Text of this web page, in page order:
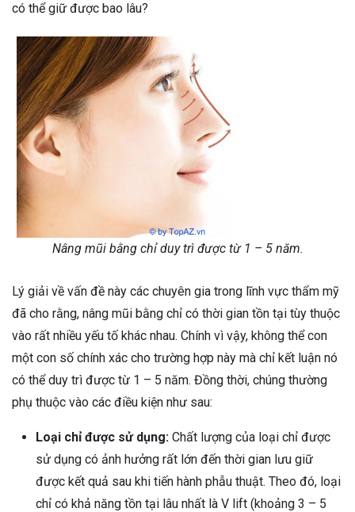
có thể giữ được bao lâu?
Nâng mũi bằng chỉ duy trì được từ 1 – 5 năm.
Lý giải về vấn đề này các chuyên gia trong lĩnh vực thẩm mỹ
đã cho rằng, nâng mũi bằng chỉ có thời gian tồn tại tùy thuộc
vào rất nhiều yếu tố khác nhau. Chính vì vậy, không thể con
một con số chính xác cho trường hợp này mà chỉ kết luận nó
có thể duy trì được từ 1 – 5 năm. Đồng thời, chúng thường
phụ thuộc vào các điều kiện như sau:
Loại chỉ được sử dụng: Chất lượng của loại chỉ được
sử dụng có ảnh hưởng rất lớn đến thời gian lưu giữ
được kết quả sau khi tiến hành phẫu thuật. Theo đó, loại
chỉ có khả năng tồn tại lâu nhất là V lift (khoảng 3 – 5